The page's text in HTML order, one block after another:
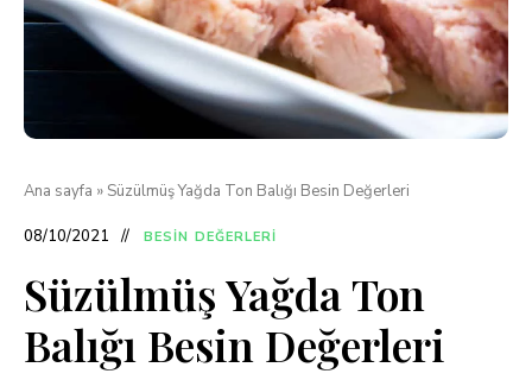
Ana sayfa » Süzülmüş Yağda Ton Balığı Besin Değerleri
08/10/2021 BESIN DEĞERLERI
Süzülmüş Yağda Ton
Balığı Besin Değerleri